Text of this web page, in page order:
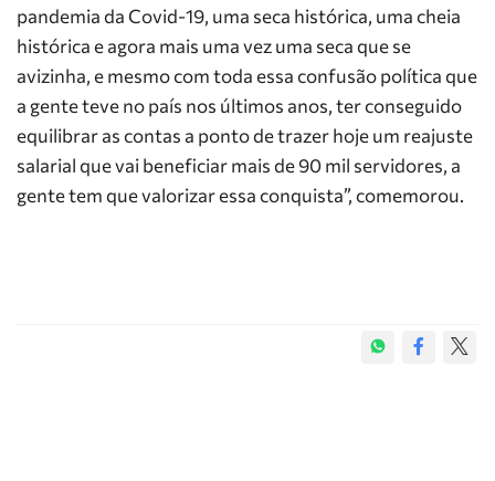
pandemia da Covid-19, uma seca histórica, uma cheia
histórica e agora mais uma vez uma seca que se
avizinha, e mesmo com toda essa confusão política que
a gente teve no país nos últimos anos, ter conseguido
equilibrar as contas a ponto de trazer hoje um reajuste
salarial que vai beneficiar mais de 90 mil servidores, a
gente tem que valorizar essa conquista”, comemorou.